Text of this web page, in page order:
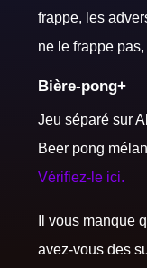
frappe, les
ne le frappe
Bière-pong+
Jeu séparé sur
Beer pong
Vérifiez-le ici.
Il vous manque
avez-vous des